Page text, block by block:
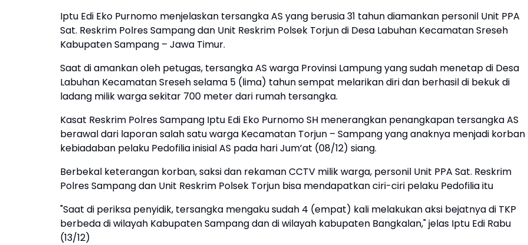
Iptu Edi Eko Purnomo menjelaskan tersangka AS yang berusia 31 tahun diamankan personil Unit PPA
Sat. Reskrim Polres Sampang dan Unit Reskrim Polsek Torjun di Desa Labuhan Kecamatan Sreseh
Kabupaten Sampang – Jawa Timur.
Saat di amankan oleh petugas, tersangka AS warga Provinsi Lampung yang sudah menetap di Desa
Labuhan Kecamatan Sreseh selama 5 (lima) tahun sempat melarikan diri dan berhasil di bekuk di
ladang milik warga sekitar 700 meter dari rumah tersangka.
Kasat Reskrim Polres Sampang Iptu Edi Eko Purnomo SH menerangkan penangkapan tersangka AS
berawal dari laporan salah satu warga Kecamatan Torjun – Sampang yang anaknya menjadi korban
kebiadaban pelaku Pedofilia inisial AS pada hari Jum’at (08/12) siang.
Berbekal keterangan korban, saksi dan rekaman CCTV milik warga, personil Unit PPA Sat. Reskrim
Polres Sampang dan Unit Reskrim Polsek Torjun bisa mendapatkan ciri-ciri pelaku Pedofilia itu
"Saat di periksa penyidik, tersangka mengaku sudah 4 (empat) kali melakukan aksi bejatnya di TKP
berbeda di wilayah Kabupaten Sampang dan di wilayah kabupaten Bangkalan," jelas Iptu Edi Rabu
(13/12)